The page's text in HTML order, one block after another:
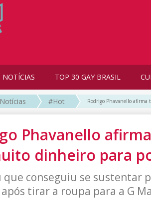
NOTÍCIAS TOP 30 GAY BRASIL
Notícias #Hot Rodrigo Phavanello
Phavanello
dinheiro para
conseguiu se sustentar
após tirar a roupa para a G